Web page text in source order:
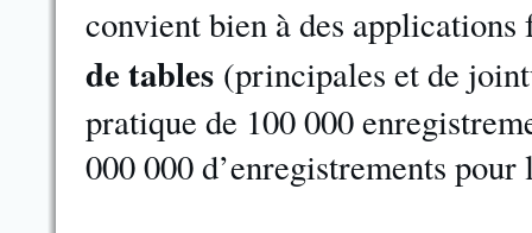
convient bien à des
de tables (principales et de
pratique de 100 000
000 000 d’enregistrements